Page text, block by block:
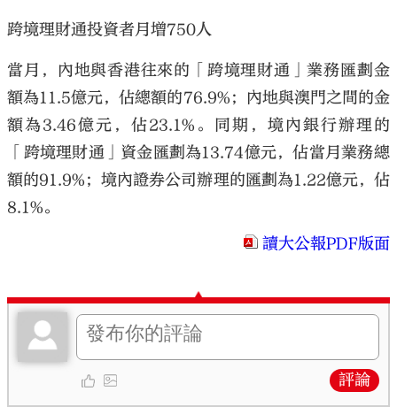
跨境理財通投資者月增750人
當月，內地與香港往來的「跨境理財通」業務匯劃金
額為11.5億元，佔總額的76.9%；內地與澳門之間的金
額為3.46億元，佔23.1%。同期，境內銀行辦理的
「跨境理財通」資金匯劃為13.74億元，佔當月業務總
額的91.9%；境內證券公司辦理的匯劃為1.22億元，佔
8.1%。
讀大公報PDF版面
評論